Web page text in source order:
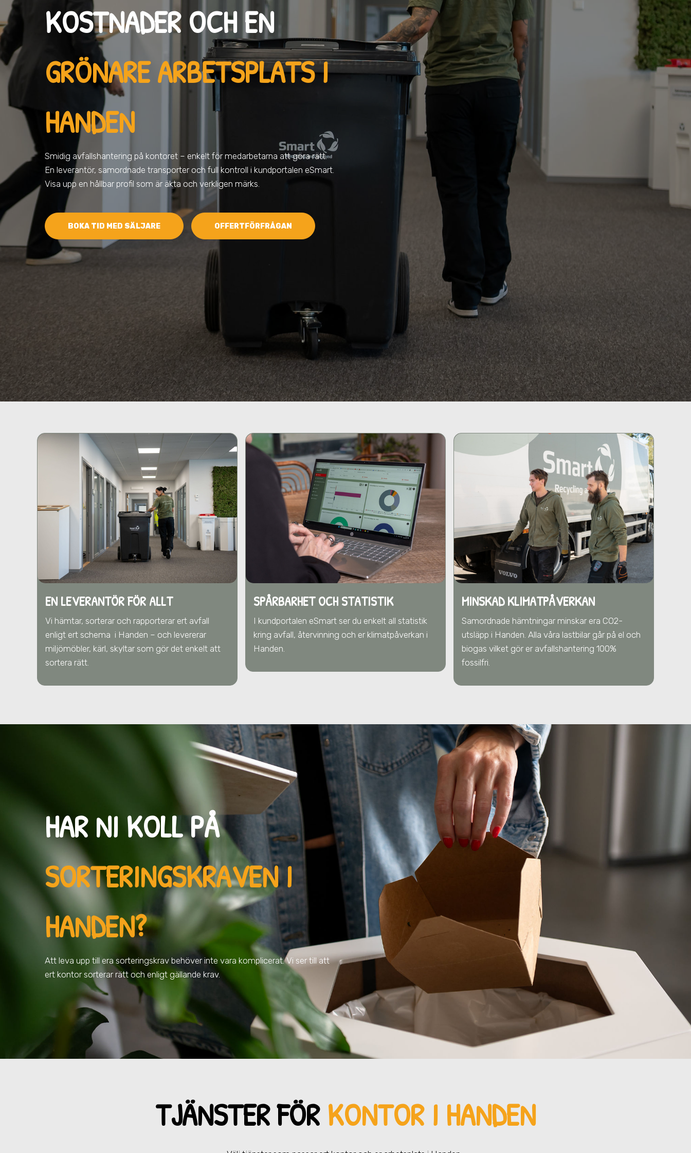
KOSTNADER OCH EN
GRÖNARE ARBETSPLATS I
HANDEN
Smidig avfallshantering på kontoret – enkelt för medarbetarna att göra rätt.
En leverantör, samordnade transporter och full kontroll i kundportalen eSmart.
Visa upp en hållbar profil som är äkta och verkligen märks.
BOKA TID MED SÄLJARE OFFERTFÖRFRÅGAN
EN LEVERANTÖR FÖR ALLT
Vi hämtar, sorterar och rapporterar ert avfall
enligt ert schema i Handen – och levererar
miljömöbler, kärl, skyltar som gör det enkelt att
sortera rätt.
SPÅRBARHET OCH STATISTIK
I kundportalen eSmart ser du enkelt all statistik
kring avfall, återvinning och er klimatpåverkan i
Handen.
MINSKAD KLIMATPÅVERKAN
Samordnade hämtningar minskar era CO2-
utsläpp i Handen. Alla våra lastbilar går på el och
biogas vilket gör er avfallshantering 100%
fossilfri.
HAR NI KOLL PÅ
SORTERINGSKRAVENI
HANDEN?
Att leva upp till era sorteringskrav behöver inte vara komplicerat. Vi ser till att
ert kontor sorterar rätt och enligt gällande krav.
TJÄNSTER FÖRKONTOR I HANDEN